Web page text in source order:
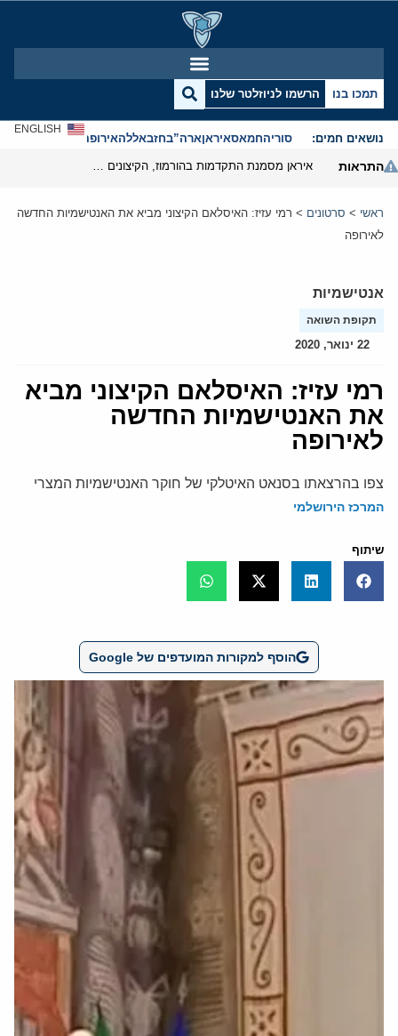
תמכו בנו הרשמו לניוזלטר שלנו
נושאים חמים: סוריהחמאסאיראןארה”בחזבאללהאירופהאנטישמיות
ENGLISH
התראות
ראשי > סרטונים > רמי עזיז: האיסלאם הקיצוני מביא את האנטישמיות החדשה
לאירופה
אנטישמיות
תקופת השואה
22 ינואר, 2020
רמי עזיז: האיסלאם הקיצוני מביא
את האנטישמיות החדשה
לאירופה
צפו בהרצאתו בסנאט האיטלקי של חוקר האנטישמיות המצרי
המרכז הירושלמי
שיתוף
הוסף למקורות המועדפים של Google